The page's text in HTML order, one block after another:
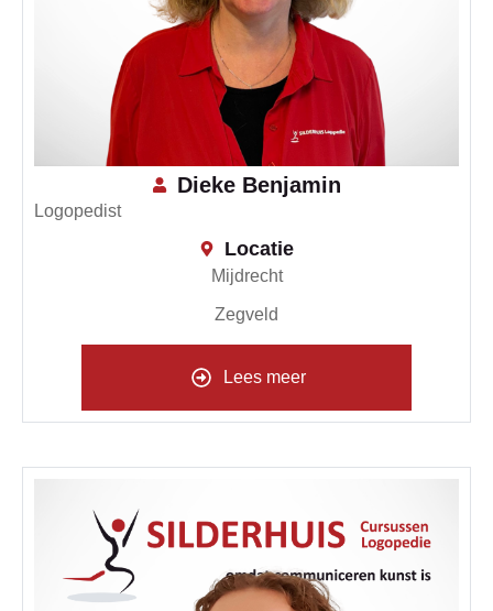
Dieke Benjamin
Logopedist
Locatie
Mijdrecht
Zegveld
Lees meer